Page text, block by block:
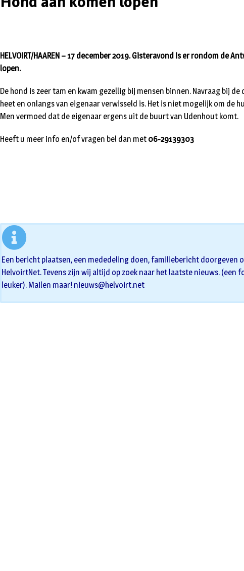
HELVOIRT/HAAREN – 17 december 2019. Gisteravond is er rondom de
lopen.
De hond is zeer tam en kwam gezellig bij mensen binnen. Navraag bij
heet en onlangs van eigenaar verwisseld is. Het is niet mogelijk om de
Men vermoed dat de eigenaar ergens uit de buurt van Udenhout komt.
Heeft u meer info en/of vragen bel dan met 06-29139303
Een bericht plaatsen, een mededeling doen, familiebericht doorgeven
HelvoirtNet. Tevens zijn wij altijd op zoek naar het laatste nieuws. (een
leuker). Mailen maar! nieuws@helvoirt.net